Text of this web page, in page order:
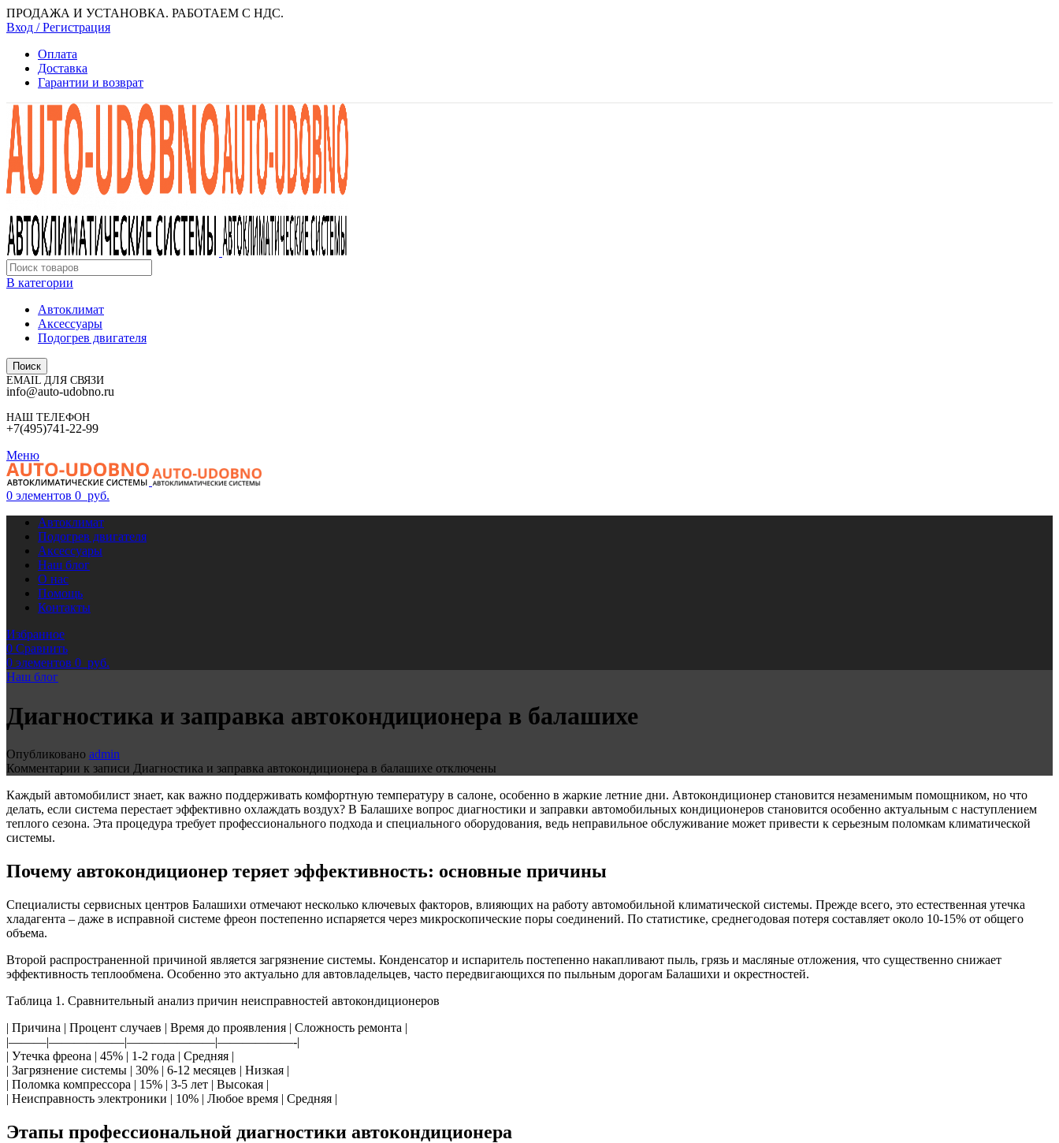
ПРОДАЖА И УСТАНОВКА. РАБОТАЕМ С НДС.
Вход / Регистрация
Оплата
Доставка
Гарантии и возврат
В категории
Автоклимат
Аксессуары
Подогрев двигателя
Поиск
EMAIL ДЛЯ СВЯЗИ
info@auto-udobno.ru
НАШ ТЕЛЕФОН
+7(495)741-22-99
Меню
0 элементов 0 руб.
Автоклимат
Подогрев двигателя
Аксессуары
Наш блог
О нас
Помощь
Контакты
Избранное
0 Сравнить
0 элементов 0 руб.
Наш блог
Диагностика и заправка автокондиционера в балашихе
Опубликовано admin
Комментарии к записи Диагностика и заправка автокондиционера в балашихе отключены
Каждый автомобилист знает, как важно поддерживать комфортную температуру в салоне, особенно в жаркие летние дни. Автокондиционер становится незаменимым помощником, но что
делать, если система перестает эффективно охлаждать воздух? В Балашихе вопрос диагностики и заправки автомобильных кондиционеров становится особенно актуальным с наступлением
теплого сезона. Эта процедура требует профессионального подхода и специального оборудования, ведь неправильное обслуживание может привести к серьезным поломкам климатической
системы.
Почему автокондиционер теряет эффективность: основные причины
Специалисты сервисных центров Балашихи отмечают несколько ключевых факторов, влияющих на работу автомобильной климатической системы. Прежде всего, это естественная утечка
хладагента – даже в исправной системе фреон постепенно испаряется через микроскопические поры соединений. По статистике, среднегодовая потеря составляет около 10-15% от общего
объема.
Второй распространенной причиной является загрязнение системы. Конденсатор и испаритель постепенно накапливают пыль, грязь и масляные отложения, что существенно снижает
эффективность теплообмена. Особенно это актуально для автовладельцев, часто передвигающихся по пыльным дорогам Балашихи и окрестностей.
Таблица 1. Сравнительный анализ причин неисправностей автокондиционеров
| Причина | Процент случаев | Время до проявления | Сложность ремонта |
|———|——————|———————|——————-|
| Утечка фреона | 45% | 1-2 года | Средняя |
| Загрязнение системы | 30% | 6-12 месяцев | Низкая |
| Поломка компрессора | 15% | 3-5 лет | Высокая |
| Неисправность электроники | 10% | Любое время | Средняя |
Этапы профессиональной диагностики автокондиционера